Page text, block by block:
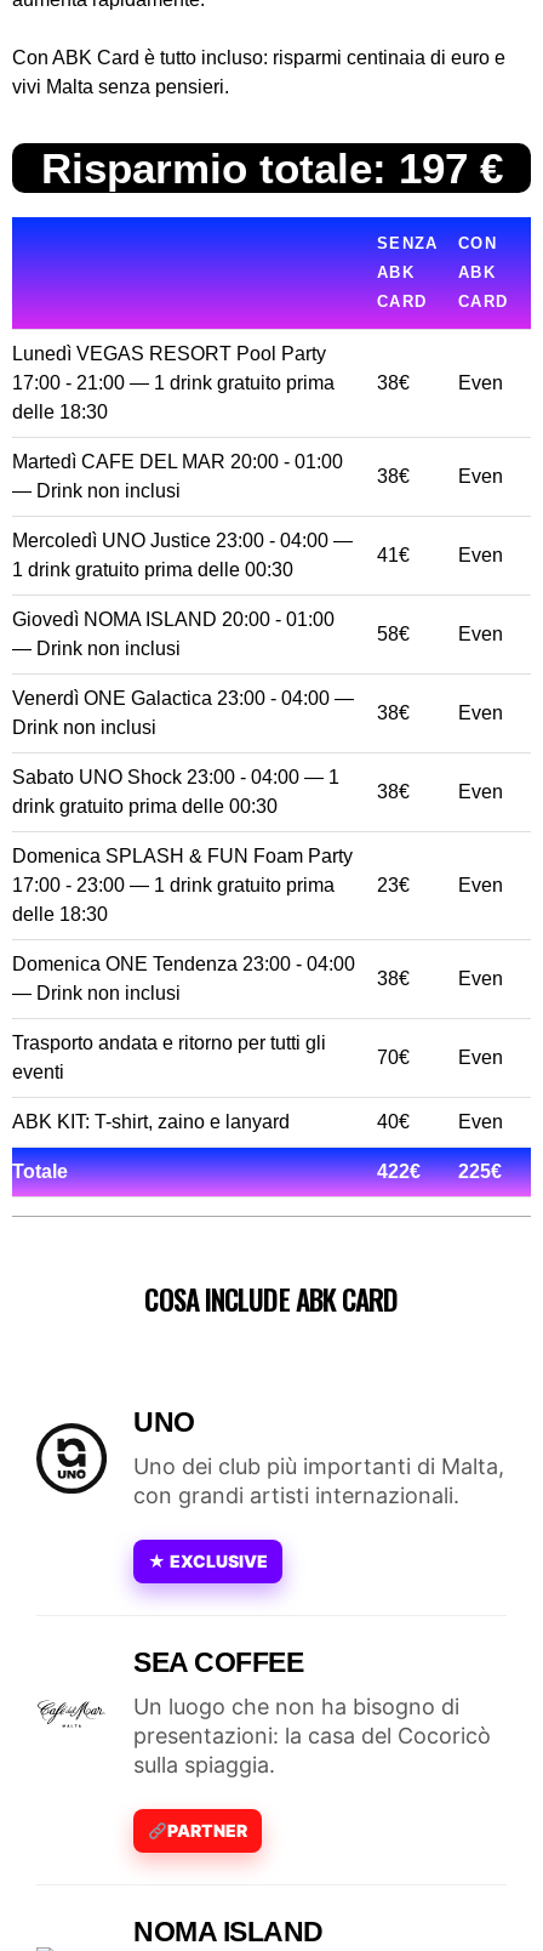
Con ABK Card è tutto incluso: risparmi centinaia di euro e
vivi Malta senza pensieri.
Risparmio totale: 197 €
SENZA
ABK
CARD
CON
ABK
CARD
Lunedì VEGAS RESORT Pool Party
17:00 - 21:00 — 1 drink gratuito prima
delle 18:30
38€ Even
Martedì CAFE DEL MAR 20:00 - 01:00
— Drink non inclusi
38€ Even
Mercoledì UNO Justice 23:00 - 04:00 —
1 drink gratuito prima delle 00:30
41€ Even
Giovedì NOMA ISLAND 20:00 - 01:00
— Drink non inclusi
58€ Even
Venerdì ONE Galactica 23:00 - 04:00 —
Drink non inclusi
38€ Even
Sabato UNO Shock 23:00 - 04:00 — 1
drink gratuito prima delle 00:30
38€ Even
Domenica SPLASH & FUN Foam Party
17:00 - 23:00 — 1 drink gratuito prima
delle 18:30
23€ Even
Domenica ONE Tendenza 23:00 - 04:00
— Drink non inclusi
38€ Even
Trasporto andata e ritorno per tutti gli
eventi
70€ Even
ABK KIT: T-shirt, zaino e lanyard 40€ Even
Totale 422€ 225€
COSA INCLUDE ABK CARD
UNO
Uno dei club più importanti di Malta,
con grandi artisti internazionali.
★ EXCLUSIVE
SEA COFFEE
Un luogo che non ha bisogno di
presentazioni: la casa del Cocoricò
sulla spiaggia.
PARTNER
NOMA ISLAND